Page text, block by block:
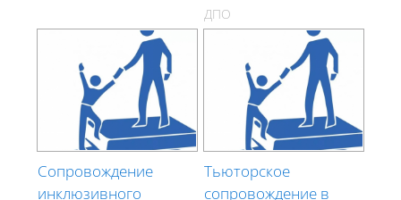
ДПО
Сопровождение
инклюзивного
Тьюторское
сопровождение в